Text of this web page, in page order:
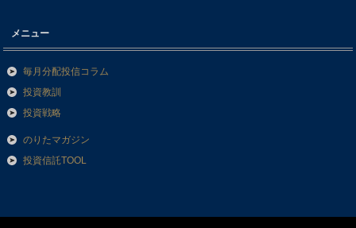
メニュー
毎月分配投信コラム
投資教訓
投資戦略
のりたマガジン
投資信託TOOL